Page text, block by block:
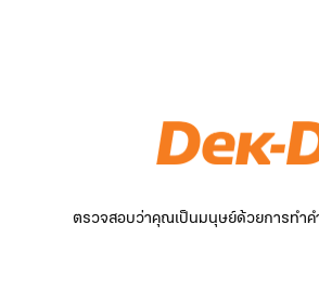
ตรวจสอบว่าคุณเป็นมนุษย์ด้วยการทำค